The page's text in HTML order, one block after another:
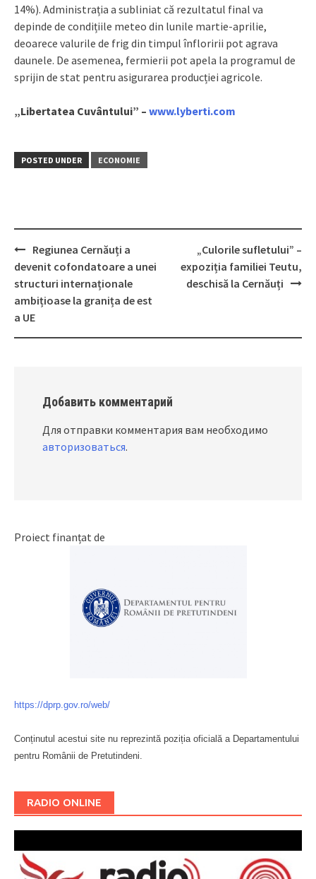
14%). Administrația a subliniat că rezultatul final va
depinde de condițiile meteo din lunile martie-aprilie,
deoarece valurile de frig din timpul înfloririi pot agrava
daunele. De asemenea, fermierii pot apela la programul de
sprijin de stat pentru asigurarea producției agricole.
„Libertatea Cuvântului” – www.lyberti.com
POSTED UNDER ECONOMIE
Post
navigation
Regiunea Cernăuți a
devenit cofondatoare a unei
structuri internaționale
ambițioase la granița de est
a UE
„Culorile sufletului” –
expoziția familiei Teutu,
deschisă la Cernăuți
Добавить комментарий
Для отправки комментария вам необходимо
авторизоваться.
Proiect finanțat de
https://dprp.gov.ro/web/
Conținutul acestui site nu reprezintă poziția oficială a Departamentului
pentru Românii de Pretutindeni.
RADIO ONLINE